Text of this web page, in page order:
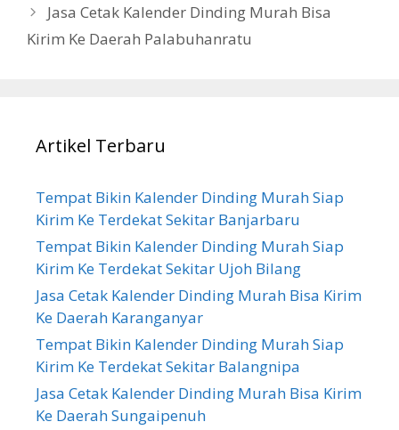
Jasa Cetak Kalender Dinding Murah Bisa
Kirim Ke Daerah Palabuhanratu
Artikel Terbaru
Tempat Bikin Kalender Dinding Murah Siap
Kirim Ke Terdekat Sekitar Banjarbaru
Tempat Bikin Kalender Dinding Murah Siap
Kirim Ke Terdekat Sekitar Ujoh Bilang
Jasa Cetak Kalender Dinding Murah Bisa Kirim
Ke Daerah Karanganyar
Tempat Bikin Kalender Dinding Murah Siap
Kirim Ke Terdekat Sekitar Balangnipa
Jasa Cetak Kalender Dinding Murah Bisa Kirim
Ke Daerah Sungaipenuh